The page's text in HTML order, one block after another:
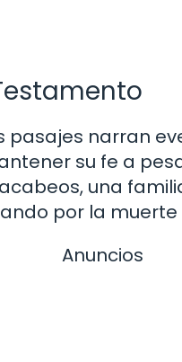
pasajes narran
su fe a
una
por la
Anuncios